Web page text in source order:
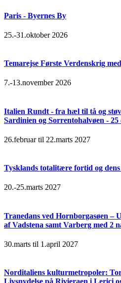
Paris - Byernes By
25.-31.oktober 2026
Temarejse Første Verdenskrig
7.-13.november 2026
Italien Rundt - fra hæl til tå og
Sardinien og Sorrentohalvøen - 25
26.februar til 22.marts 2027
Tysklands totalitære fortid og
20.-25.marts 2027
Tranedans ved Hornborgasøen –
af Vadstena samt Varberg med 2
30.marts til 1.april 2027
Norditaliens kulturmetropoler: